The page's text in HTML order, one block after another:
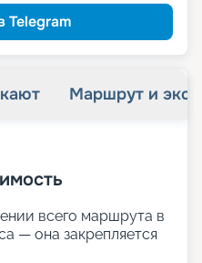
Telegram
Маршрут и
всего маршрута в
— она закрепляется